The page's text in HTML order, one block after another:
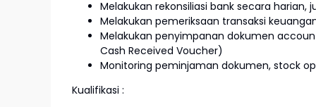
Melakukan rekonsiliasi bank secara
Melakukan pemeriksaan transaksi
Melakukan penyimpanan dokumen
Cash Received Voucher)
Monitoring peminjaman dokumen, stock
Kualifikasi :